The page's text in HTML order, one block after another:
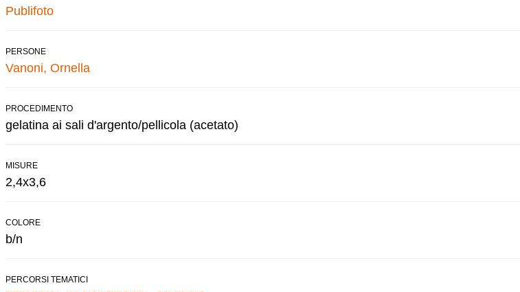
Publifoto
PERSONE
Vanoni, Ornella
PROCEDIMENTO
gelatina ai sali d'argento/pellicola (acetato)
MISURE
2,4x3,6
COLORE
b/n
PERCORSI TEMATICI